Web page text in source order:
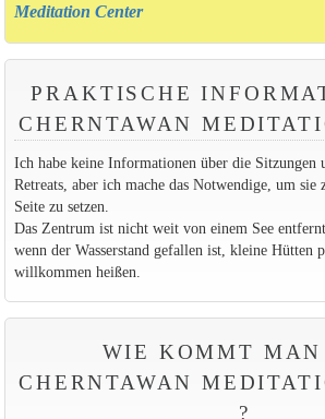
Meditation Center
PRAKTISCHE
CHERNTAWAN
Ich habe keine Informationen über die Sitzungen
Retreats, aber ich mache das Notwendige, um
Seite zu setzen.
Das Zentrum ist nicht weit von einem See
wenn der Wasserstand gefallen ist, kleine Hütten
willkommen heißen.
WIE KOMMT
CHERNTAWAN
?